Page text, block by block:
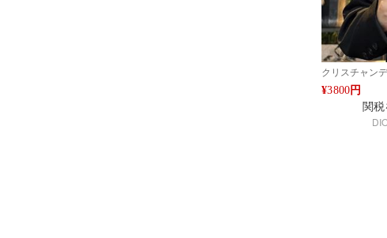
クリスチャン
PRO MAX 14
フ 耐衝撃ケー
級ファッショ
PRO MAX14
¥3800 円
関